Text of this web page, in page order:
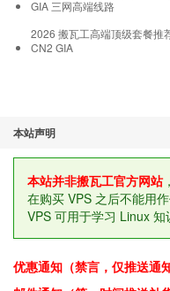
GIA 三网高端线路
2026 搬瓦工高端顶级套餐推
CN2 GIA
本站声明
本站并非搬瓦工官方网站
在购买 VPS 之后不能用
VPS 可用于学习 Linux 知
优惠通知（禁言，仅推送通